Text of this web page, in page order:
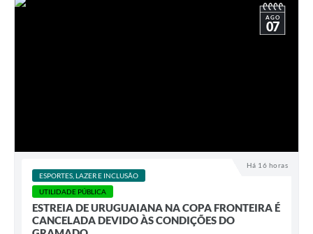
Requerimento geral
Nota Fiscal Eletrônica
ITBI Online
Tramitação de Processos
Há 16 horas
AGO
07
ESPORTES, LAZER E INCLUSÃO
UTILIDADE PÚBLICA
ESTREIA DE URUGUAIANA NA COPA FRONTEIRA É
CANCELADA DEVIDO ÀS CONDIÇÕES DO